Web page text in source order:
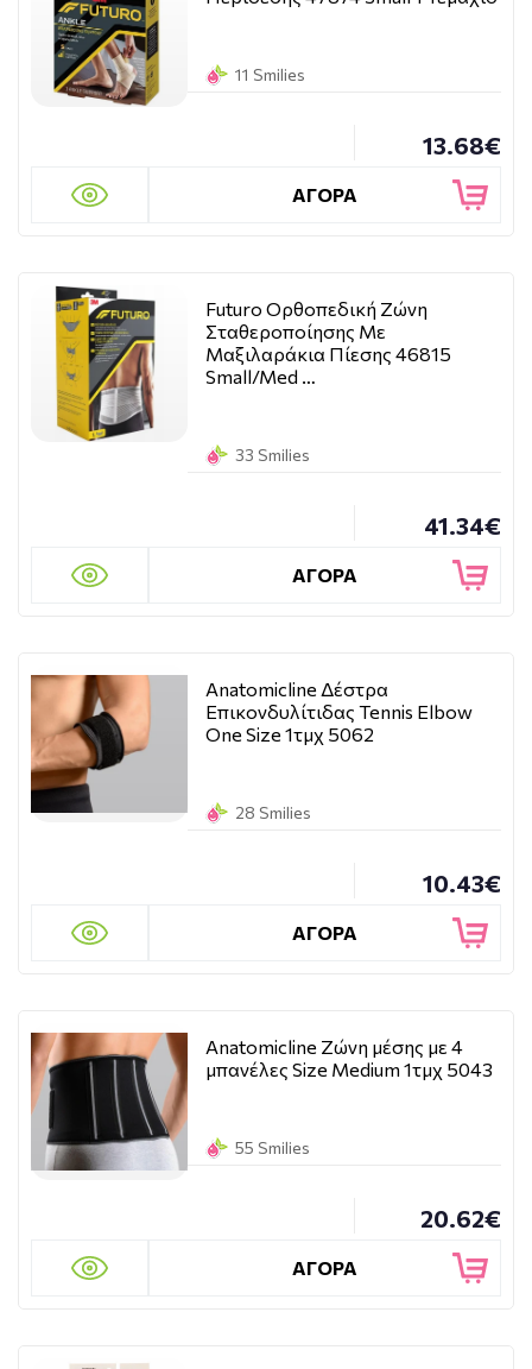
11 Smilies
13.68€
ΑΓΟΡΑ
Futuro Ορθοπεδική Ζώνη
Σταθεροποίησης Με
Μαξιλαράκια Πίεσης 46815
Small/Med …
33 Smilies
41.34€
ΑΓΟΡΑ
Anatomicline Δέστρα
Επικονδυλίτιδας Tennis Elbow
One Size 1τμχ 5062
28 Smilies
10.43€
ΑΓΟΡΑ
Anatomicline Ζώνη μέσης με 4
μπανέλες Size Medium 1τμχ 5043
55 Smilies
20.62€
ΑΓΟΡΑ